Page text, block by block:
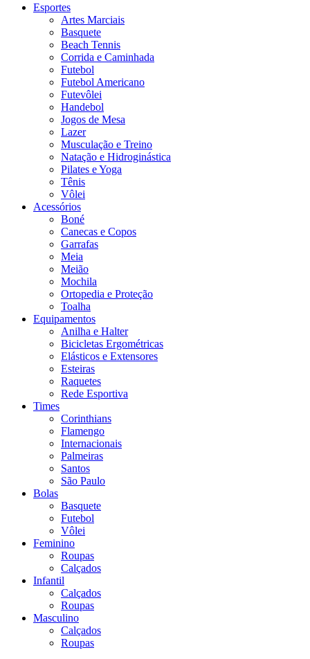
Esportes
Artes Marciais
Basquete
Beach Tennis
Corrida e Caminhada
Futebol
Futebol Americano
Futevôlei
Handebol
Jogos de Mesa
Lazer
Musculação e Treino
Natação e Hidroginástica
Pilates e Yoga
Tênis
Vôlei
Acessórios
Boné
Canecas e Copos
Garrafas
Meia
Meião
Mochila
Ortopedia e Proteção
Toalha
Equipamentos
Anilha e Halter
Bicicletas Ergométricas
Elásticos e Extensores
Esteiras
Raquetes
Rede Esportiva
Times
Corinthians
Flamengo
Internacionais
Palmeiras
Santos
São Paulo
Bolas
Basquete
Futebol
Vôlei
Feminino
Roupas
Calçados
Infantil
Calçados
Roupas
Masculino
Calçados
Roupas